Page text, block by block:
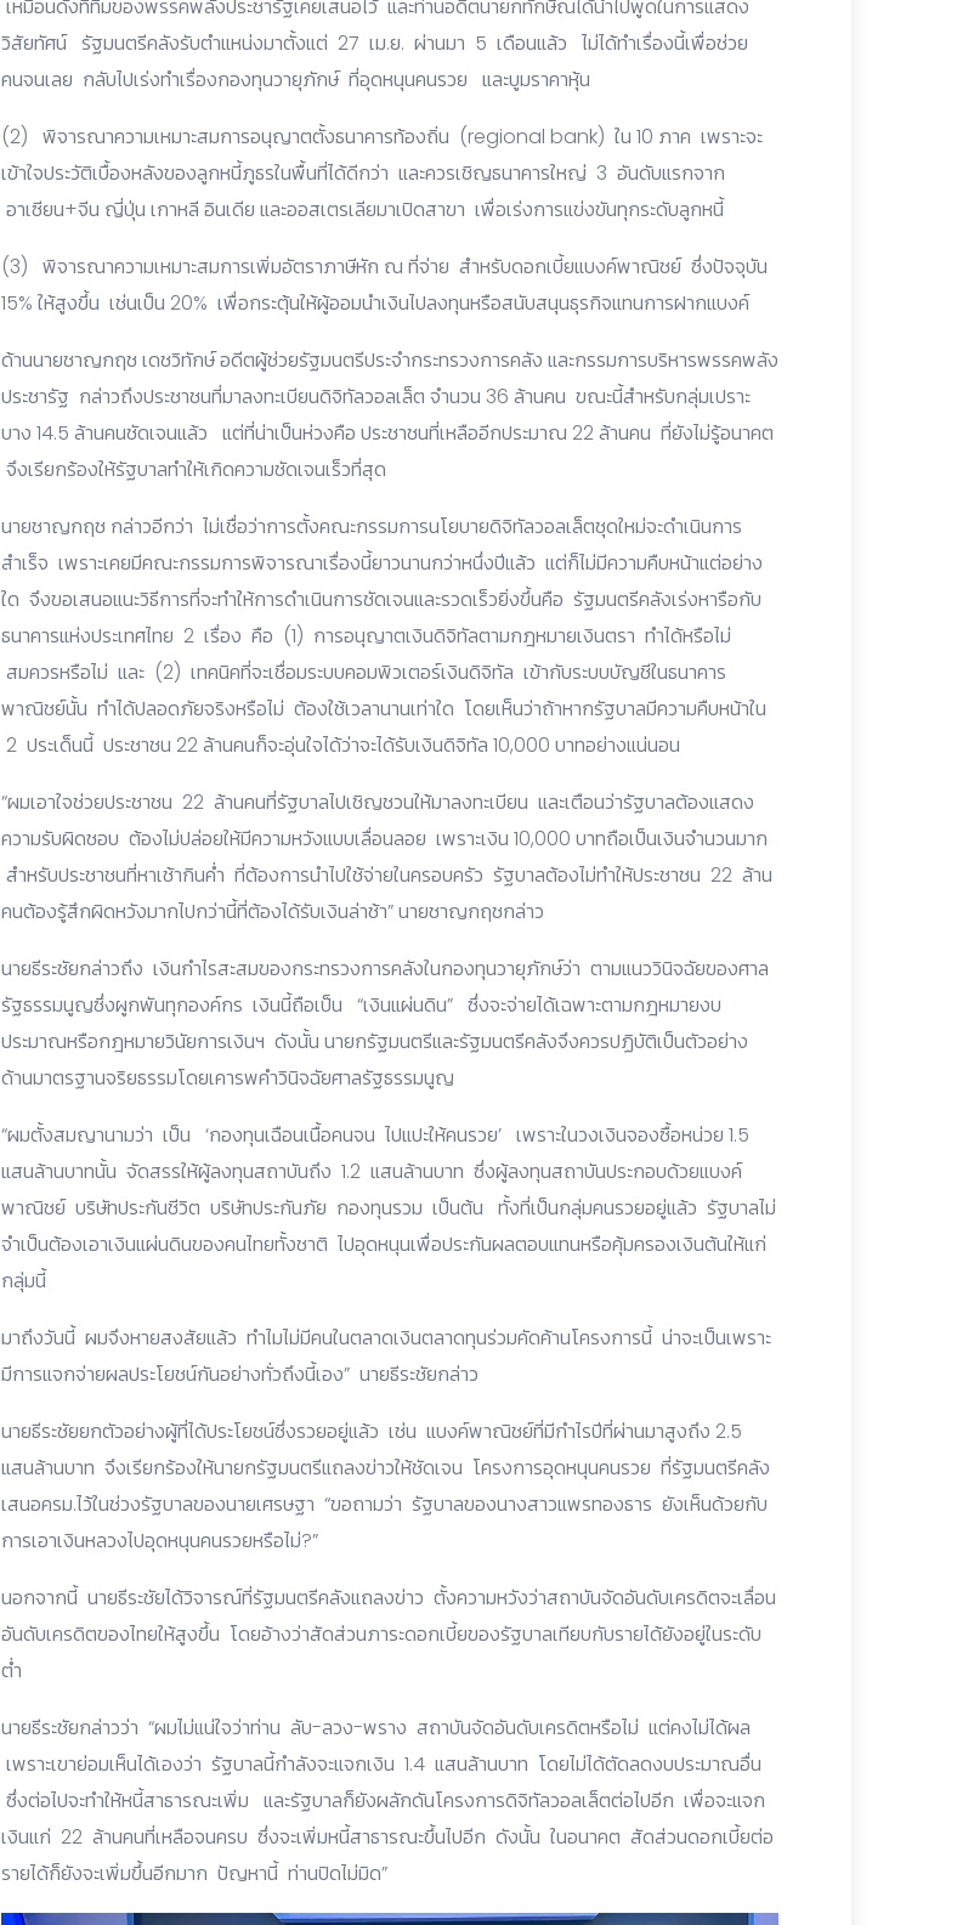
เหมือนดังที่ทีมของพรรคพลังประชารัฐเคยเสนอไว้ และท่านอดีตนายกทักษิณได้นำไปพูดในการแสดง
วิสัยทัศน์ รัฐมนตรีคลังรับตำแหน่งมาตั้งแต่ 27 เม.ย. ผ่านมา 5 เดือนแล้ว ไม่ได้ทำเรื่องนี้เพื่อช่วย
คนจนเลย กลับไปเร่งทำเรื่องกองทุนวายุภักษ์ ที่อุดหนุนคนรวย และบูมราคาหุ้น
(2) พิจารณาความเหมาะสมการอนุญาตตั้งธนาคารท้องถิ่น (regional bank) ใน 10 ภาค เพราะจะ
เข้าใจประวัติเบื้องหลังของลูกหนี้ภูธรในพื้นที่ได้ดีกว่า และควรเชิญธนาคารใหญ่ 3 อันดับแรกจาก
อาเซียน+จีน ญี่ปุ่น เกาหลี อินเดีย และออสเตรเลียมาเปิดสาขา เพื่อเร่งการแข่งขันทุกระดับลูกหนี้
(3) พิจารณาความเหมาะสมการเพิ่มอัตราภาษีหัก ณ ที่จ่าย สำหรับดอกเบี้ยแบงค์พาณิชย์ ซึ่งปัจจุบัน
15% ให้สูงขึ้น เช่นเป็น 20% เพื่อกระตุ้นให้ผู้ออมนำเงินไปลงทุนหรือสนับสนุนธุรกิจแทนการฝากแบงค์
ด้านนายชาญกฤช เดชวิทักษ์ อดีตผู้ช่วยรัฐมนตรีประจำกระทรวงการคลัง และกรรมการบริหารพรรคพลัง
ประชารัฐ กล่าวถึงประชาชนที่มาลงทะเบียนดิจิทัลวอลเล็ต จำนวน 36 ล้านคน ขณะนี้สำหรับกลุ่มเปราะ
บาง 14.5 ล้านคนชัดเจนแล้ว แต่ที่น่าเป็นห่วงคือ ประชาชนที่เหลืออีกประมาณ 22 ล้านคน ที่ยังไม่รู้อนาคต
จึงเรียกร้องให้รัฐบาลทำให้เกิดความชัดเจนเร็วที่สุด
นายชาญกฤช กล่าวอีกว่า ไม่เชื่อว่าการตั้งคณะกรรมการนโยบายดิจิทัลวอลเล็ตชุดใหม่จะดำเนินการ
สำเร็จ เพราะเคยมีคณะกรรมการพิจารณาเรื่องนี้ยาวนานกว่าหนึ่งปีแล้ว แต่ก็ไม่มีความคืบหน้าแต่อย่าง
ใด จึงขอเสนอแนะวิธีการที่จะทำให้การดำเนินการชัดเจนและรวดเร็วยิ่งขึ้นคือ รัฐมนตรีคลังเร่งหารือกับ
ธนาคารแห่งประเทศไทย 2 เรื่อง คือ (1) การอนุญาตเงินดิจิทัลตามกฎหมายเงินตรา ทำได้หรือไม่
สมควรหรือไม่ และ (2) เทคนิคที่จะเชื่อมระบบคอมพิวเตอร์เงินดิจิทัล เข้ากับระบบบัญชีในธนาคาร
พาณิชย์นั้น ทำได้ปลอดภัยจริงหรือไม่ ต้องใช้เวลานานเท่าใด โดยเห็นว่าถ้าหากรัฐบาลมีความคืบหน้าใน
2 ประเด็นนี้ ประชาชน 22 ล้านคนก็จะอุ่นใจได้ว่าจะได้รับเงินดิจิทัล 10,000 บาทอย่างแน่นอน
“ผมเอาใจช่วยประชาชน 22 ล้านคนที่รัฐบาลไปเชิญชวนให้มาลงทะเบียน และเตือนว่ารัฐบาลต้องแสดง
ความรับผิดชอบ ต้องไม่ปล่อยให้มีความหวังแบบเลื่อนลอย เพราะเงิน 10,000 บาทถือเป็นเงินจำนวนมาก
สำหรับประชาชนที่หาเช้ากินค่ำ ที่ต้องการนำไปใช้จ่ายในครอบครัว รัฐบาลต้องไม่ทำให้ประชาชน 22 ล้าน
คนต้องรู้สึกผิดหวังมากไปกว่านี้ที่ต้องได้รับเงินล่าช้า” นายชาญกฤชกล่าว
นายธีระชัยกล่าวถึง เงินกำไรสะสมของกระทรวงการคลังในกองทุนวายุภักษ์ว่า ตามแนววินิจฉัยของศาล
รัฐธรรมนูญซึ่งผูกพันทุกองค์กร เงินนี้ถือเป็น “เงินแผ่นดิน” ซึ่งจะจ่ายได้เฉพาะตามกฎหมายงบ
ประมาณหรือกฎหมายวินัยการเงินฯ ดังนั้น นายกรัฐมนตรีและรัฐมนตรีคลังจึงควรปฏิบัติเป็นตัวอย่าง
ด้านมาตรฐานจริยธรรมโดยเคารพคำวินิจฉัยศาลรัฐธรรมนูญ
“ผมตั้งสมญานามว่า เป็น ‘กองทุนเฉือนเนื้อคนจน ไปแปะให้คนรวย’ เพราะในวงเงินจองซื้อหน่วย 1.5
แสนล้านบาทนั้น จัดสรรให้ผู้ลงทุนสถาบันถึง 1.2 แสนล้านบาท ซึ่งผู้ลงทุนสถาบันประกอบด้วยแบงค์
พาณิชย์ บริษัทประกันชีวิต บริษัทประกันภัย กองทุนรวม เป็นต้น ทั้งที่เป็นกลุ่มคนรวยอยู่แล้ว รัฐบาลไม่
จำเป็นต้องเอาเงินแผ่นดินของคนไทยทั้งชาติ ไปอุดหนุนเพื่อประกันผลตอบแทนหรือคุ้มครองเงินต้นให้แก่
กลุ่มนี้
มาถึงวันนี้ ผมจึงหายสงสัยแล้ว ทำไมไม่มีคนในตลาดเงินตลาดทุนร่วมคัดค้านโครงการนี้ น่าจะเป็นเพราะ
มีการแจกจ่ายผลประโยชน์กันอย่างทั่วถึงนี้เอง” นายธีระชัยกล่าว
นายธีระชัยยกตัวอย่างผู้ที่ได้ประโยชน์ซึ่งรวยอยู่แล้ว เช่น แบงค์พาณิชย์ที่มีกำไรปีที่ผ่านมาสูงถึง 2.5
แสนล้านบาท จึงเรียกร้องให้นายกรัฐมนตรีแถลงข่าวให้ชัดเจน โครงการอุดหนุนคนรวย ที่รัฐมนตรีคลัง
เสนอครม.ไว้ในช่วงรัฐบาลของนายเศรษฐา “ขอถามว่า รัฐบาลของนางสาวแพรทองธาร ยังเห็นด้วยกับ
การเอาเงินหลวงไปอุดหนุนคนรวยหรือไม่?”
นอกจากนี้ นายธีระชัยได้วิจารณ์ที่รัฐมนตรีคลังแถลงข่าว ตั้งความหวังว่าสถาบันจัดอันดับเครดิตจะเลื่อน
อันดับเครดิตของไทยให้สูงขึ้น โดยอ้างว่าสัดส่วนภาระดอกเบี้ยของรัฐบาลเทียบกับรายได้ยังอยู่ในระดับ
ต่ำ
นายธีระชัยกล่าวว่า “ผมไม่แน่ใจว่าท่าน ลับ-ลวง-พราง สถาบันจัดอันดับเครดิตหรือไม่ แต่คงไม่ได้ผล
เพราะเขาย่อมเห็นได้เองว่า รัฐบาลนี้กำลังจะแจกเงิน 1.4 แสนล้านบาท โดยไม่ได้ตัดลดงบประมาณอื่น
ซึ่งต่อไปจะทำให้หนี้สาธารณะเพิ่ม และรัฐบาลก็ยังผลักดันโครงการดิจิทัลวอลเล็ตต่อไปอีก เพื่อจะแจก
เงินแก่ 22 ล้านคนที่เหลือจนครบ ซึ่งจะเพิ่มหนี้สาธารณะขึ้นไปอีก ดังนั้น ในอนาคต สัดส่วนดอกเบี้ยต่อ
รายได้ก็ยังจะเพิ่มขึ้นอีกมาก ปัญหานี้ ท่านปิดไม่มิด”